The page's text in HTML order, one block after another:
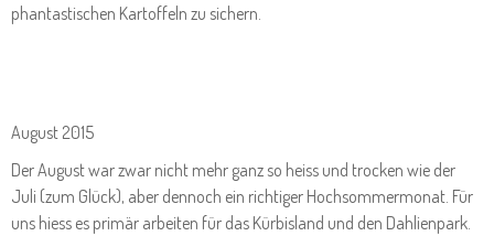
phantastischen Kartoffeln zu sichern.
August 2015
Der August war zwar nicht mehr ganz so heiss und trocken wie der
Juli (zum Glück), aber dennoch ein richtiger Hochsommermonat. Für
uns hiess es primär arbeiten für das Kürbisland und den Dahlienpark.